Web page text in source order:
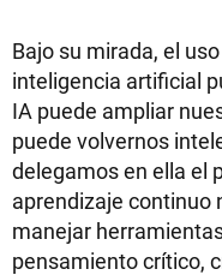
Bajo su mirada, el
inteligencia artificial
IA puede ampliar
puede volvernos
delegamos en ella el
aprendizaje continuo
manejar
pensamiento crítico,